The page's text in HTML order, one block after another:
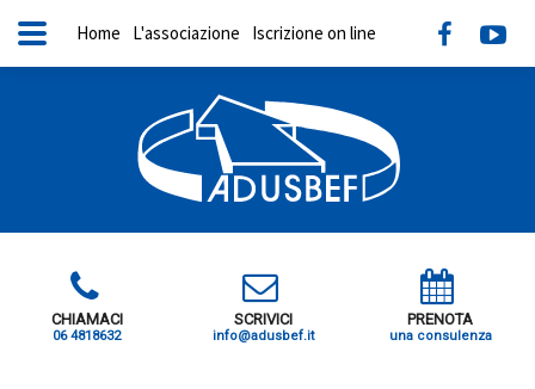
CHIAMACI
06 4818632
SCRIVICI
info@adusbef.it
PRENOTA
una consulenza
Home L'associazione Iscrizione on line